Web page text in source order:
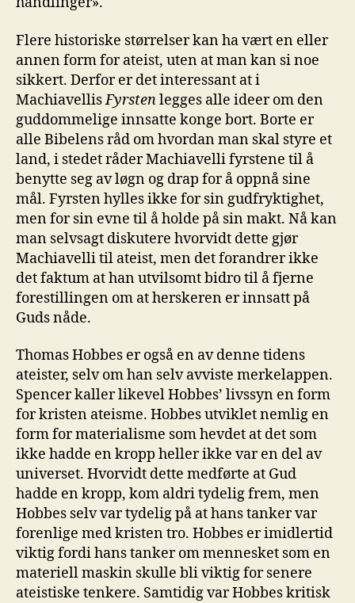
Flere historiske størrelser kan ha vært en eller
annen form for ateist, uten at man kan si noe
sikkert. Derfor er det interessant at i
MachiavellisFyrstenlegges alle ideer om den
guddommelige innsatte konge bort. Borte er
alle Bibelens råd om hvordan man skal styre et
land, i stedet råder Machiavelli fyrstene til å
benytte seg av løgn og drap for å oppnå sine
mål. Fyrsten hylles ikke for sin gudfryktighet,
men for sin evne til å holde på sin makt. Nå kan
man selvsagt diskutere hvorvidt dette gjør
Machiavelli til ateist, men det forandrer ikke
det faktum at han utvilsomt bidro til å fjerne
forestillingen om at herskeren er innsatt på
Guds nåde.
Thomas Hobbes er også en av denne tidens
ateister, selv om han selv avviste merkelappen.
Spencer kaller likevel Hobbes’ livssyn en form
for kristen ateisme. Hobbes utviklet nemlig en
form for materialisme som hevdet at det som
ikke hadde en kropp heller ikke var en del av
universet. Hvorvidt dette medførte at Gud
hadde en kropp, kom aldri tydelig frem, men
Hobbes selv var tydelig på at hans tanker var
forenlige med kristen tro. Hobbes er imidlertid
viktig fordi hans tanker om mennesket som en
materiell maskin skulle bli viktig for senere
ateistiske tenkere. Samtidig var Hobbes kritisk